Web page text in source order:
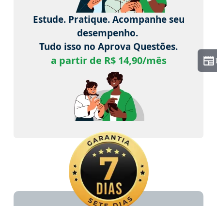
Estude. Pratique. Acompanhe seu
desempenho.
Tudo isso no Aprova Questões.
a partir de R$ 14,90/mês